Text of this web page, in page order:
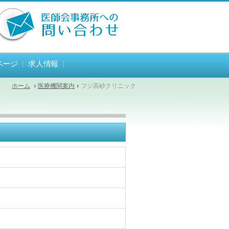
ージ 求人情報
ホーム 医療機関案内 フジ高砂クリニック